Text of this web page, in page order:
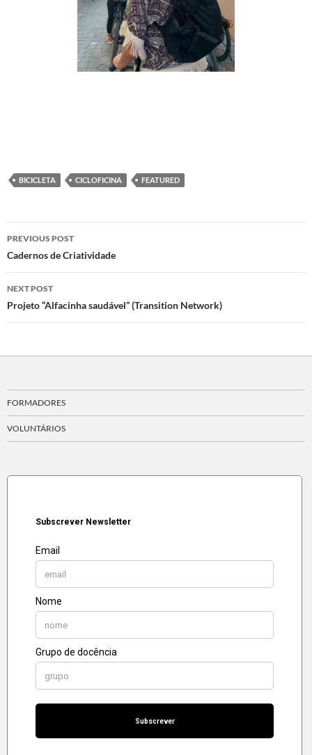
BICICLETA CICLOFICINA FEATURED
Post
navigation
PREVIOUS POST
Cadernos de Criatividade
NEXT POST
Projeto “Alfacinha saudável” (Transition Network)
FORMADORES
VOLUNTÁRIOS